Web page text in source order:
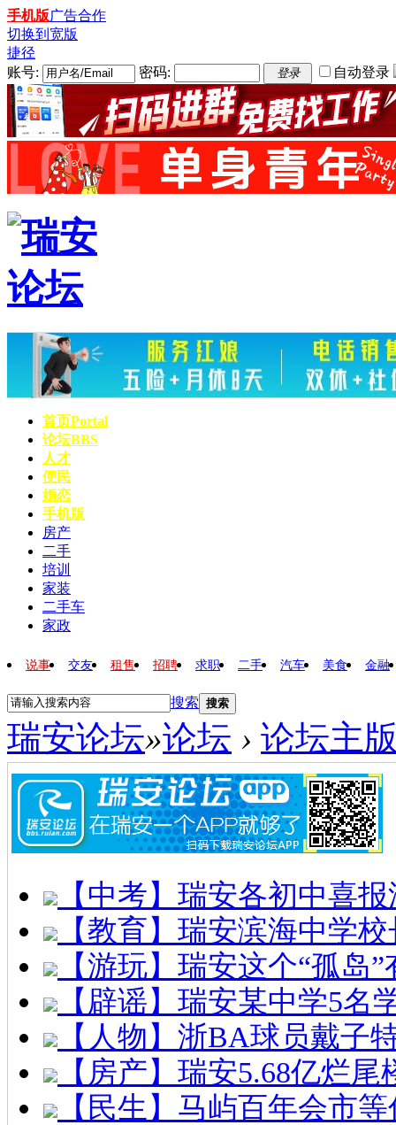
手机版广告合作
切换到宽版
捷径
账号:
密码: 登录 自动登录
首页Portal
论坛BBS
人才
便民
婚恋
手机版
房产
二手
培训
家装
二手车
家政
说事 交友 租售 招聘 求职 二手 汽车 美食 金融
搜索 搜索
瑞安论坛»论坛 › 论坛主
【中考】瑞安各初中喜
【教育】瑞安滨海中学
【游玩】瑞安这个“孤岛
【辟谣】瑞安某中学5名
【人物】浙BA球员戴子
【房产】瑞安5.68亿烂
【民生】马屿百年会市